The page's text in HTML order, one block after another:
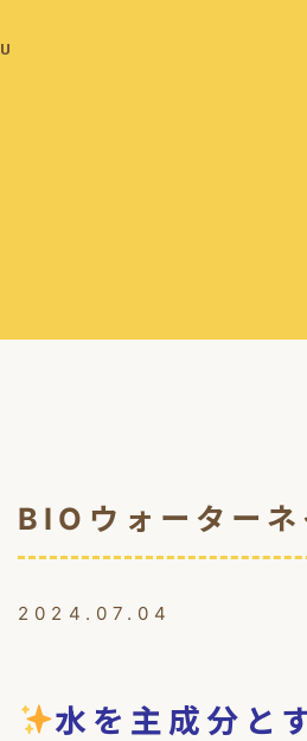
BIOウォーターネ
2024.07.04
水を主成分と